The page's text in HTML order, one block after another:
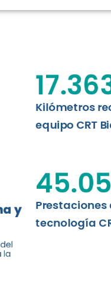
la salud digital
y
la
Kilómetros
equipo CRT
Prestaciones
tecnología